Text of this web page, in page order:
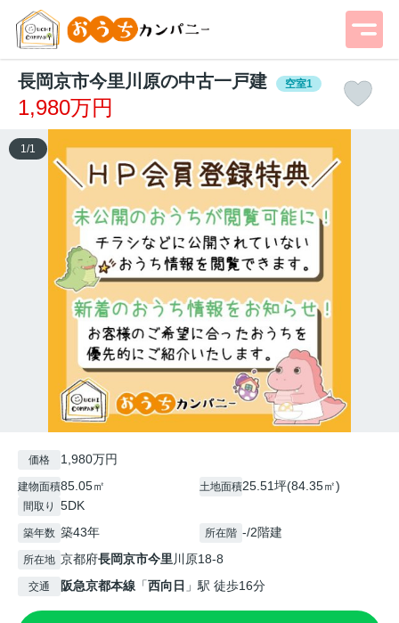
長岡京市今里川原の中古一戸建 空室1
1,980万円
1 /1
価格 1,980万円
建物面積85.05㎡ 土地面積25.51坪(84.35㎡)
間取り 5DK
築年数 築43年 所在階 -/2階建
所在地 京都府長岡京市今里 川原18-8
交通 阪急京都本線 「西向日 」駅 徒歩16分